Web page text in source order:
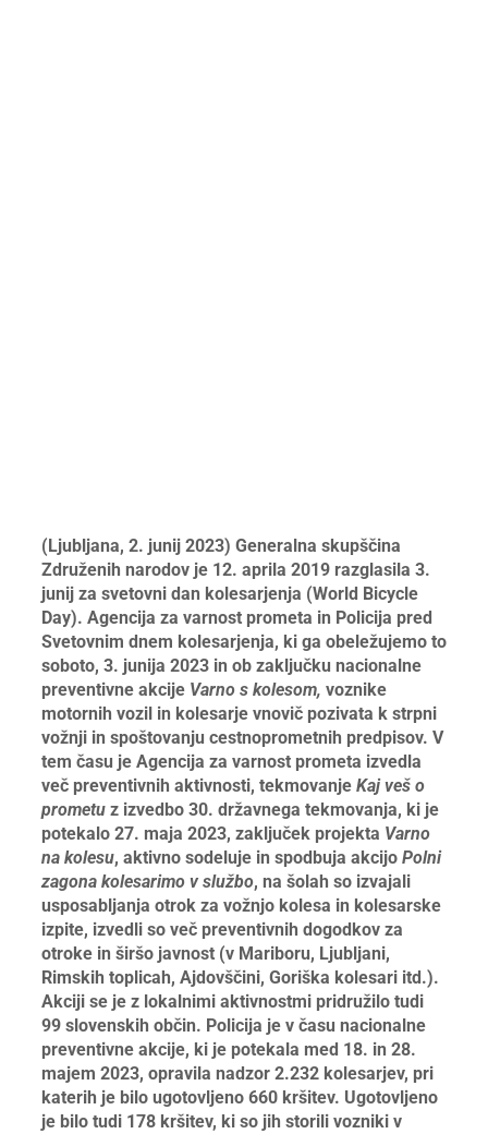
(Ljubljana, 2. junij 2023) Generalna skupščina
Združenih narodov je 12. aprila 2019 razglasila 3.
junij za svetovni dan kolesarjenja (World Bicycle
Day). Agencija za varnost prometa in Policija pred
Svetovnim dnem kolesarjenja, ki ga obeležujemo to
soboto, 3. junija 2023 in ob zaključku nacionalne
preventivne akcije Varno s kolesom, voznike
motornih vozil in kolesarje vnovič pozivata k strpni
vožnji in spoštovanju cestnoprometnih predpisov. V
tem času je Agencija za varnost prometa izvedla
več preventivnih aktivnosti, tekmovanje Kaj veš o
prometu z izvedbo 30. državnega tekmovanja, ki je
potekalo 27. maja 2023, zaključek projekta Varno
na kolesu, aktivno sodeluje in spodbuja akcijo Polni
zagona kolesarimo v službo, na šolah so izvajali
usposabljanja otrok za vožnjo kolesa in kolesarske
izpite, izvedli so več preventivnih dogodkov za
otroke in širšo javnost (v Mariboru, Ljubljani,
Rimskih toplicah, Ajdovščini, Goriška kolesari itd.).
Akciji se je z lokalnimi aktivnostmi pridružilo tudi
99 slovenskih občin. Policija je v času nacionalne
preventivne akcije, ki je potekala med 18. in 28.
majem 2023, opravila nadzor 2.232 kolesarjev, pri
katerih je bilo ugotovljeno 660 kršitev. Ugotovljeno
je bilo tudi 178 kršitev, ki so jih storili vozniki v